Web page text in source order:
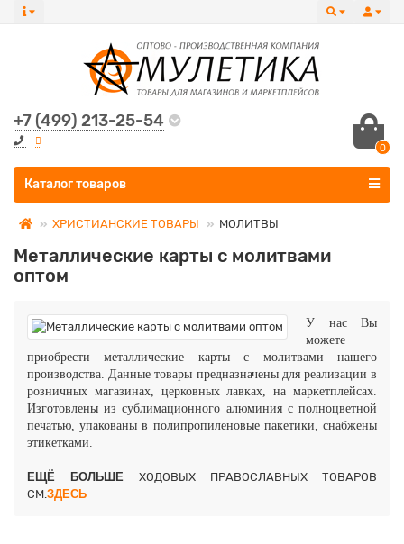
+7 (499) 213-25-54
0
Все категории
Каталог товаров
ХРИСТИАНСКИЕ ТОВАРЫ МОЛИТВЫ
Металлические карты с молитвами
оптом
У нас Вы
можете
приобрести металлические карты с молитвами нашего
производства. Данные товары предназначены для реализации в
розничных магазинах, церковных лавках, на маркетплейсах.
Изготовлены из сублимационного алюминия с полноцветной
печатью, упакованы в полипропиленовые пакетики, снабжены
этикетками.
ЕЩЁ БОЛЬШЕ ХОДОВЫХ ПРАВОСЛАВНЫХ ТОВАРОВ
СМ.ЗДЕСЬ